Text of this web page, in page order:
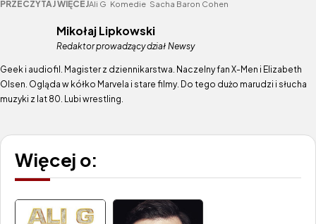
PRZECZYTAJ WIĘCEJAli G Komedie Sacha Baron Cohen
Mikołaj Lipkowski
Redaktor prowadzący dział Newsy
Geek i audiofil. Magister z dziennikarstwa. Naczelny fan X-Men i Elizabeth
Olsen. Ogląda w kółko Marvela i stare filmy. Do tego dużo marudzi i słucha
muzyki z lat 80. Lubi wrestling.
Więcej o: